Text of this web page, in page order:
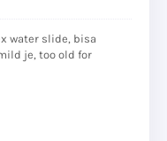
water slide, bisa
je, too old for